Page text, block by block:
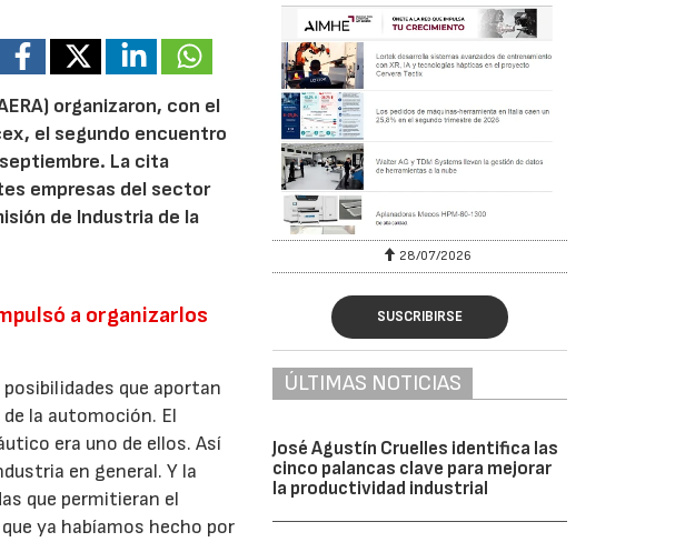
organizaron, con el
el segundo encuentro
La cita
empresas del sector
de Industria de la
a organizarlos
que aportan
la automoción. El
era uno de ellos. Así
en general. Y la
que permitieran el
ya habíamos hecho por
28/07/2026
SUSCRIBIRSE
ÚLTIMAS NOTICIAS
José Agustín Cruelles identifica las
cinco palancas clave para mejorar
la productividad industrial